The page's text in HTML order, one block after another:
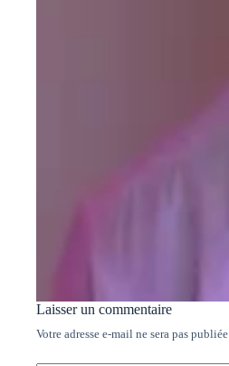
Laisser un commentaire
Votre adresse e-mail ne sera pas publiée.